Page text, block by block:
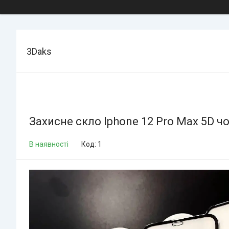
3Daks
Захисне скло Iphone 12 Pro Max 5D
В наявності Код: 1